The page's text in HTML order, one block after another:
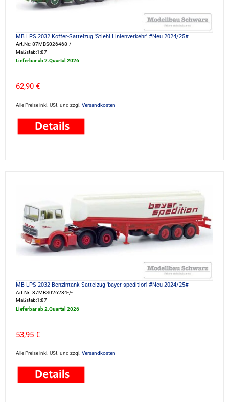
MB LPS 2032 Koffer-Sattelzug 'Stiehl Linienverkehr' #Neu 2024/25#
Art.Nr.: 87MBS026468-/-
Maßstab:1:87
Lieferbar ab 2.Quartal 2026
62,90 €
Alle Preise inkl. USt. und zzgl. Versandkosten
MB LPS 2032 Benzintank-Sattelzug 'bayer-spedition' #Neu 2024/25#
Art.Nr.: 87MBS026284-/-
Maßstab:1:87
Lieferbar ab 2.Quartal 2026
53,95 €
Alle Preise inkl. USt. und zzgl. Versandkosten